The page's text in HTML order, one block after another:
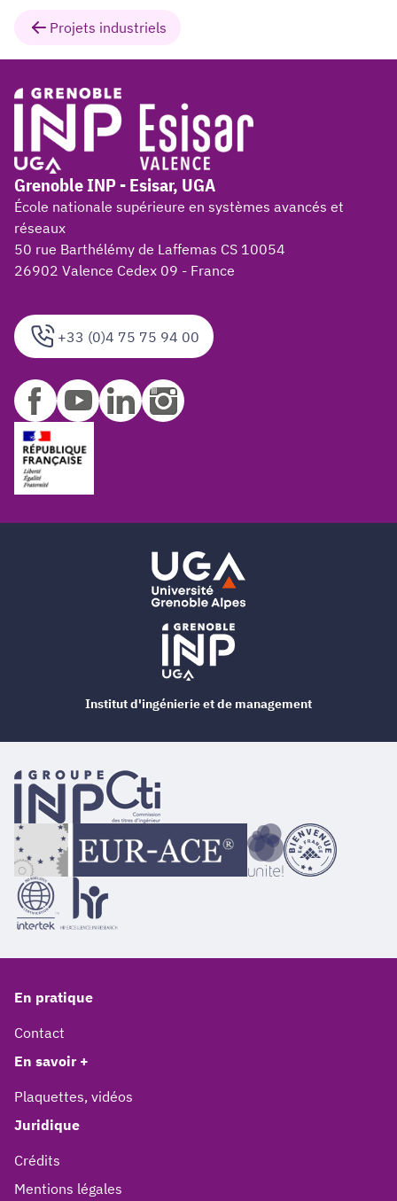
Projets industriels
+33 (0)4 75 75 94 00
Grenoble INP - Esisar, UGA
École nationale supérieure en systèmes avancés et
réseaux
50 rue Barthélémy de Laffemas CS 10054
26902 Valence Cedex 09 - France
En pratique
Contact
En savoir +
Plaquettes, vidéos
Juridique
Crédits
Mentions légales
Institut d'ingénierie et de management